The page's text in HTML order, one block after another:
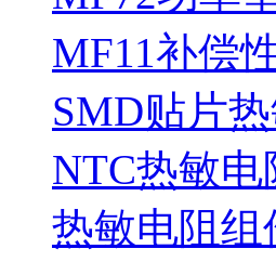
MF11补偿
SMD贴片
NTC热敏电
热敏电阻组